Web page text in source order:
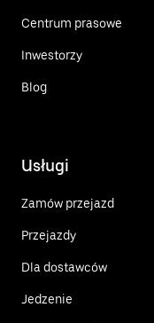
Centrum prasowe
Inwestorzy
Blog
Usługi
Zamów przejazd
Przejazdy
Dla dostawców
Jedzenie